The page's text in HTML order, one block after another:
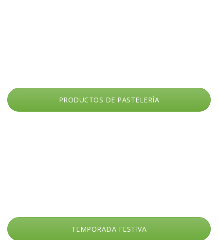
PRODUCTOS DE PASTELERÍA
TEMPORADA FESTIVA